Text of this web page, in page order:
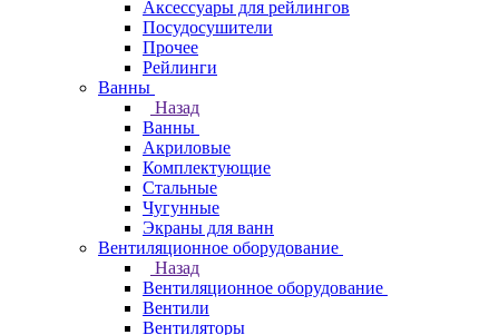
Аксессуары для рейлингов
Посудосушители
Прочее
Рейлинги
Ванны
Назад
Ванны
Акриловые
Комплектующие
Стальные
Чугунные
Экраны для ванн
Вентиляционное оборудование
Назад
Вентиляционное оборудование
Вентили
Вентиляторы